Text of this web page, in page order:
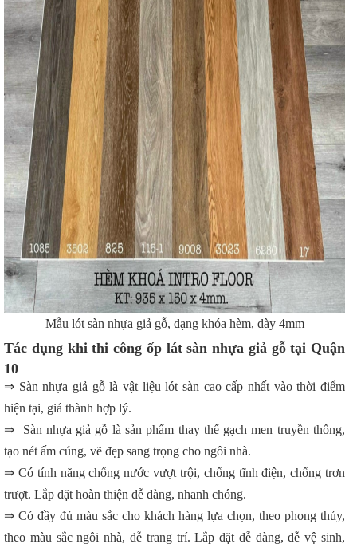
Mẫu lót sàn nhựa giả gỗ, dạng khóa hèm, dày 4mm
Tác dụng khi thi công ốp lát sàn nhựa giả gỗ tại Quận
10
⇒ Sàn nhựa giả gỗ là vật liệu lót sàn cao cấp nhất vào thời điểm
hiện tại, giá thành hợp lý.
⇒ Sàn nhựa giả gỗ là sản phẩm thay thế gạch men truyền thống,
tạo nét ấm cúng, vẽ đẹp sang trọng cho ngôi nhà.
⇒ Có tính năng chống nước vượt trội, chống tĩnh điện, chống trơn
trượt. Lắp đặt hoàn thiện dễ dàng, nhanh chóng.
⇒ Có đầy đủ màu sắc cho khách hàng lựa chọn, theo phong thủy,
theo màu sắc ngôi nhà, dễ trang trí. Lắp đặt dễ dàng, dễ vệ sinh,